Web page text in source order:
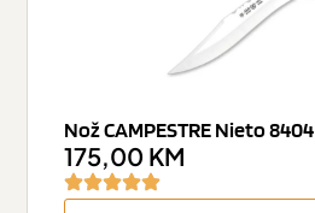
Nož CAMPESTRE Nieto 8404
175,00 KM